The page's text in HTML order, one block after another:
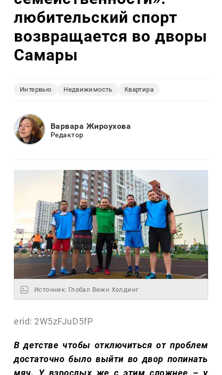
любительский спорт
возвращается во дворы
Самары
Интервью Недвижимость Квартира
Варвара Жироухова
Редактор
Источник: Глобал Вижн Холдинг
erid: 2W5zFJuD5fP
В детстве чтобы отключиться от проблем
достаточно было выйти во двор попинать
мяч. У взрослых же с этим сложнее – у